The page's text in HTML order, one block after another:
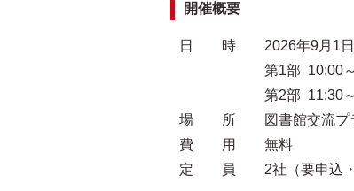
開催概要
日 時 2026年9月1日
第1部 10:00～
第2部 11:30～
場 所 図書館交流プラ
費 用 無料
定 員 2社（要申込・